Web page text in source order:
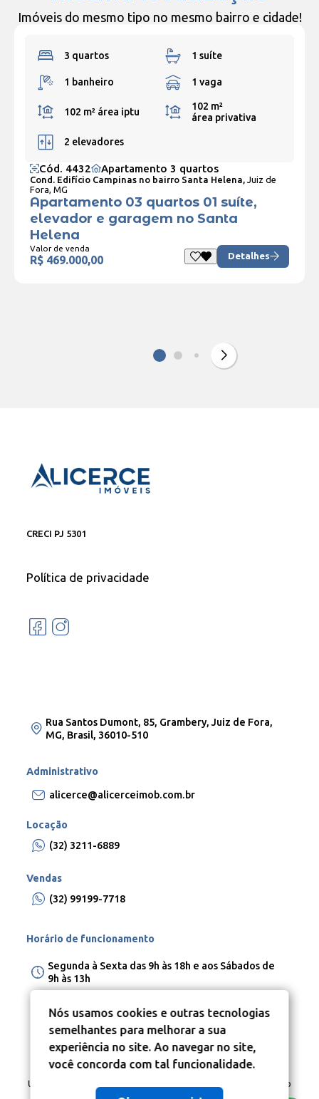
Imóveis do mesmo tipo no mesmo bairro e cidade!
3 quartos 1 suíte
1 banheiro 1 vaga
102 m² área iptu
102 m²
área privativa
2 elevadores
Cód. 4432 Apartamento 3 quartos
Cond. Edifício Campinas no bairro Santa Helena, Juiz de
Fora, MG
Apartamento 03 quartos 01 suíte,
elevador e garagem no Santa
Helena
Valor de venda
R$ 469.000,00 Detalhes
CRECI PJ 5301
Política de privacidade
Rua Santos Dumont, 85, Grambery, Juiz de Fora,
MG, Brasil, 36010-510
Administrativo
alicerce@alicerceimob.com.br
Locação
(32) 3211-6889
Vendas
(32) 99199-7718
Horário de funcionamento
Segunda à Sexta das 9h às 18h e aos Sábados de
9h às 13h
Um projeto Robustcrm.io
Nós usamos cookies e outras tecnologias
semelhantes para melhorar a sua
experiência no site. Ao navegar no site,
você concorda com tal funcionalidade.